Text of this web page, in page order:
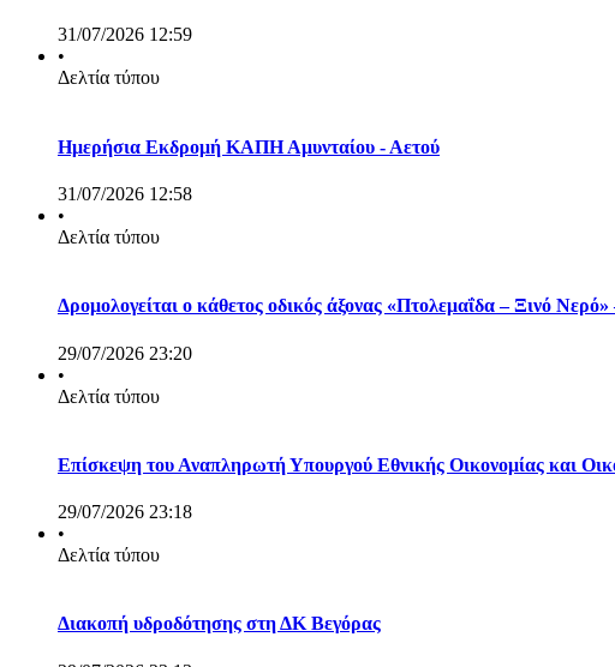
31/07/2026 12:59
•
Δελτία τύπου
Ημερήσια Εκδρομή ΚΑΠΗ Αμυνταίου - Αετού
31/07/2026 12:58
•
Δελτία τύπου
Δρομολογείται ο κάθετος οδικός άξονας «Πτολεμαΐδα – Ξινό
29/07/2026 23:20
•
Δελτία τύπου
Επίσκεψη του Αναπληρωτή Υπουργού Εθνικής Οικονομίας και
29/07/2026 23:18
•
Δελτία τύπου
Διακοπή υδροδότησης στη ΔΚ Βεγόρας